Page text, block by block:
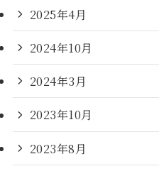
2025年4月
2024年10月
2024年3月
2023年10月
2023年8月